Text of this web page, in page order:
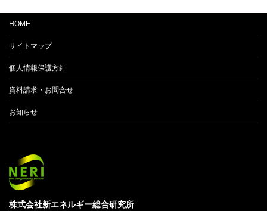
HOME
サイトマップ
個人情報保護方針
資料請求・お問合せ
お知らせ
株式会社新エネルギー総合研究所